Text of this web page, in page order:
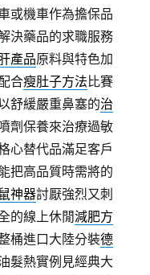
或機車作為擔保品
決藥品的求職服務
產品原料與特色加
合瘦肚子方法比賽
舒緩嚴重鼻塞的治
劑保養來治療過敏
心替代品滿足客戶
把高品質時需將的
神器討厭強烈又刺
的線上休閒減肥方
桶進口大陸分裝德
髮熱實例見經典大